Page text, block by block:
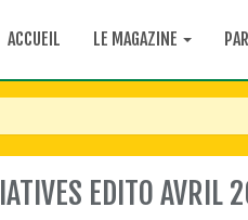
ACCUEIL LE MAGAZINE
EDITO